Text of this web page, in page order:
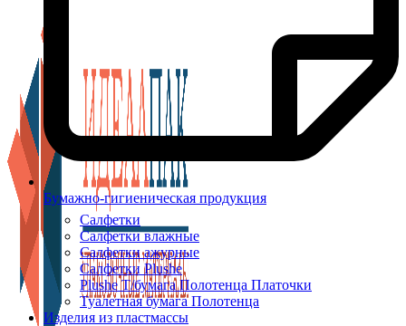
Бумажно-гигиеническая продукция
Салфетки
Салфетки влажные
Салфетки ажурные
Салфетки Plushe
Plushe Т/бумага Полотенца Платочки
Туалетная бумага Полотенца
Изделия из пластмассы